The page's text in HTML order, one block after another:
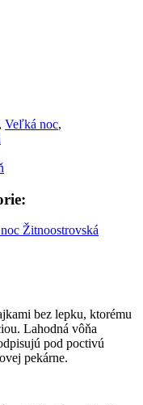
, Veľká noc,
Žitnoostrovská
bez lepku, ktorému
Lahodná vôňa
pod poctivú
pekárne.